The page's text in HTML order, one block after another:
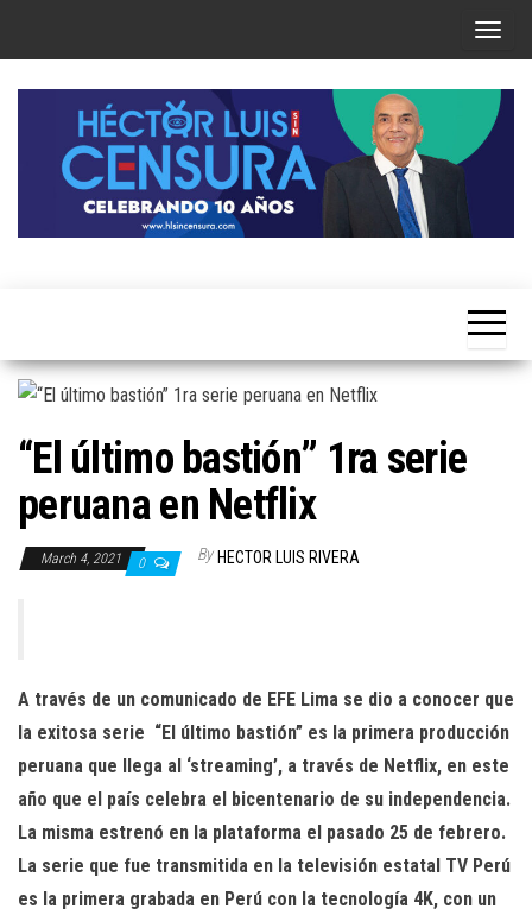
T
g
n
i
g
“El último bastión” 1ra serie
peruana en Netflix
March 4, 2021 0 By HECTOR LUIS RIVERA
A través de un comunicado de EFE Lima se dio a conocer que
la exitosa serie “El último bastión” es la primera producción
peruana que llega al ‘streaming’, a través de Netflix, en este
año que el país celebra el bicentenario de su independencia.
La misma estrenó en la plataforma el pasado 25 de febrero.
La serie que fue transmitida en la televisión estatal TV Perú
es la primera grabada en Perú con la tecnología 4K, con un